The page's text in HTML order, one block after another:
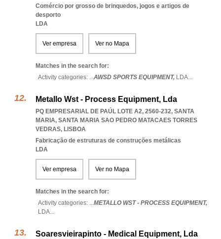
Comércio por grosso de brinquedos, jogos e artigos de
desporto
LDA
Ver empresa Ver no Mapa
Matches in the search for:
Activity categories: ...AWSD SPORTS EQUIPMENT, LDA...
Metallo Wst - Process Equipment, Lda
PQ EMPRESARIAL DE PAÚL LOTE A2, 2560-232, SANTA
MARIA, SANTA MARIA SAO PEDRO MATACAES TORRES
VEDRAS, LISBOA
Fabricação de estruturas de construções metálicas
LDA
Ver empresa Ver no Mapa
Matches in the search for:
Activity categories: ...METALLO WST - PROCESS EQUIPMENT,
LDA...
Soaresvieirapinto - Medical Equipment, Lda